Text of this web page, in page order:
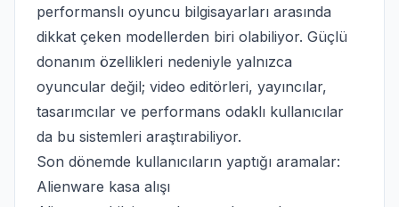
performanslı oyuncu bilgisayarları arasında
dikkat çeken modellerden biri olabiliyor. Güçlü
donanım özellikleri nedeniyle yalnızca
oyuncular değil; video editörleri, yayıncılar,
tasarımcılar ve performans odaklı kullanıcılar
da bu sistemleri araştırabiliyor.
Son dönemde kullanıcıların yaptığı aramalar:
Alienware kasa alışı